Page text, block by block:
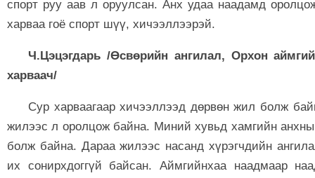
спорт руу аав л оруулсан. Анх удаа наадамд
харваа гоё спорт шүү, хичээллээрэй.
Ч.Цэцэгдарь /Өсвөрийн ангилал, Орхон
харваач/
Сур харваагаар хичээллээд дөрвөн жил болж
жилээс л оролцож байна. Миний хувьд хамгийн
болж байна. Дараа жилээс насанд хүрэгчдийн
их сонирхдоггүй байсан. Аймгийнхаа наадмаар